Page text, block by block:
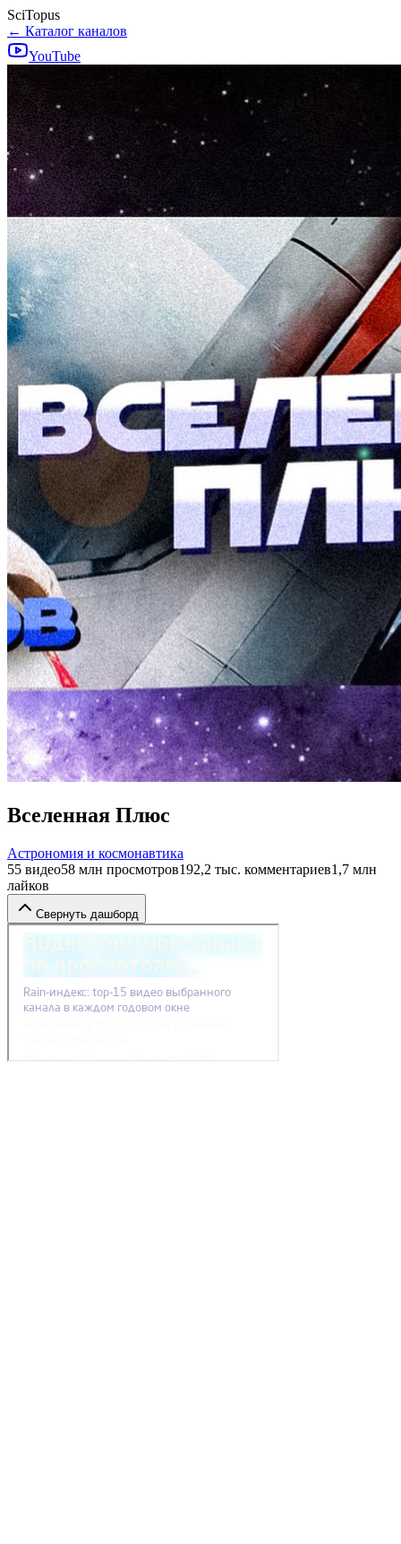
SciTopus
← Каталог каналов
YouTube
Вселенная Плюс
Астрономия и космонавтика
55 видео58 млн просмотров192,2 тыс. комментариев1,7 млн
лайков
Свернуть дашборд